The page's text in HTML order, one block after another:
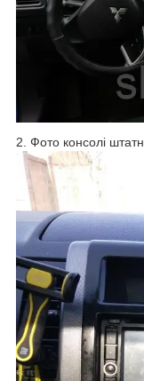
2. Фото консолі